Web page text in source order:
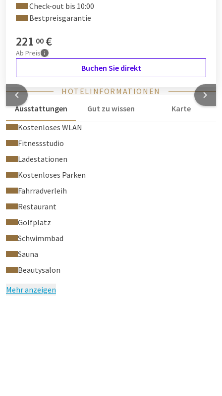
Check-out bis 10:00
Bestpreisgarantie
221 00 €
Ab Preis
Buchen Sie direkt
HOTELINFORMATIONEN
Ausstattungen
Gut zu wissen
Karte
Kostenloses WLAN
Fitnessstudio
Ladestationen
Kostenloses Parken
Fahrradverleih
Restaurant
Golfplatz
Schwimmbad
Sauna
Beautysalon
Mehr anzeigen